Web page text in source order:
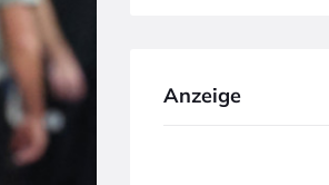
Anzeige